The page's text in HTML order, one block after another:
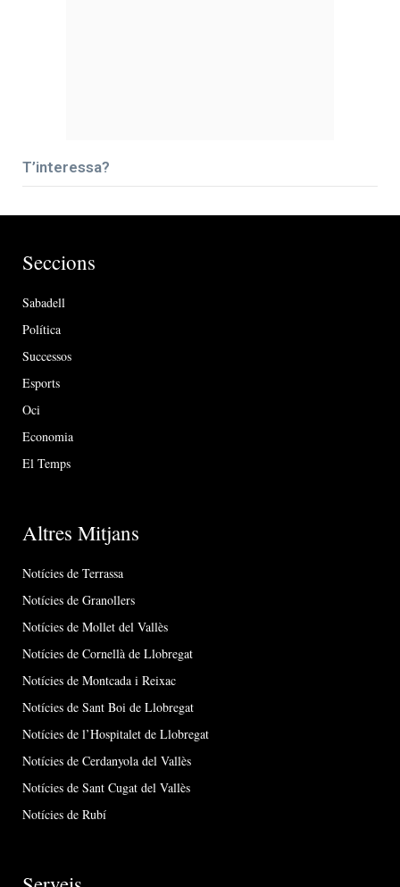
T’interessa?
Seccions
Sabadell
Política
Successos
Esports
Oci
Economia
El Temps
Altres Mitjans
Notícies de Terrassa
Notícies de Granollers
Notícies de Mollet del Vallès
Notícies de Cornellà de Llobregat
Notícies de Montcada i Reixac
Notícies de Sant Boi de Llobregat
Notícies de l’Hospitalet de Llobregat
Notícies de Cerdanyola del Vallès
Notícies de Sant Cugat del Vallès
Notícies de Rubí